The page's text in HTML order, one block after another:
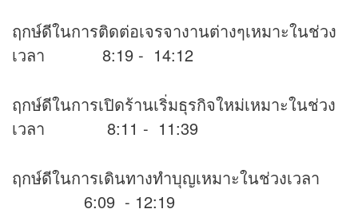
ฤกษ์ดีในการติดต่อเจรจางานต่างๆเหมาะในช่วง
เวลา 8:19 - 14:12
ฤกษ์ดีในการเปิดร้านเริ่มธุรกิจใหม่เหมาะในช่วง
เวลา 8:11 - 11:39
ฤกษ์ดีในการเดินทางทำบุญเหมาะในช่วงเวลา
6:09 - 12:19